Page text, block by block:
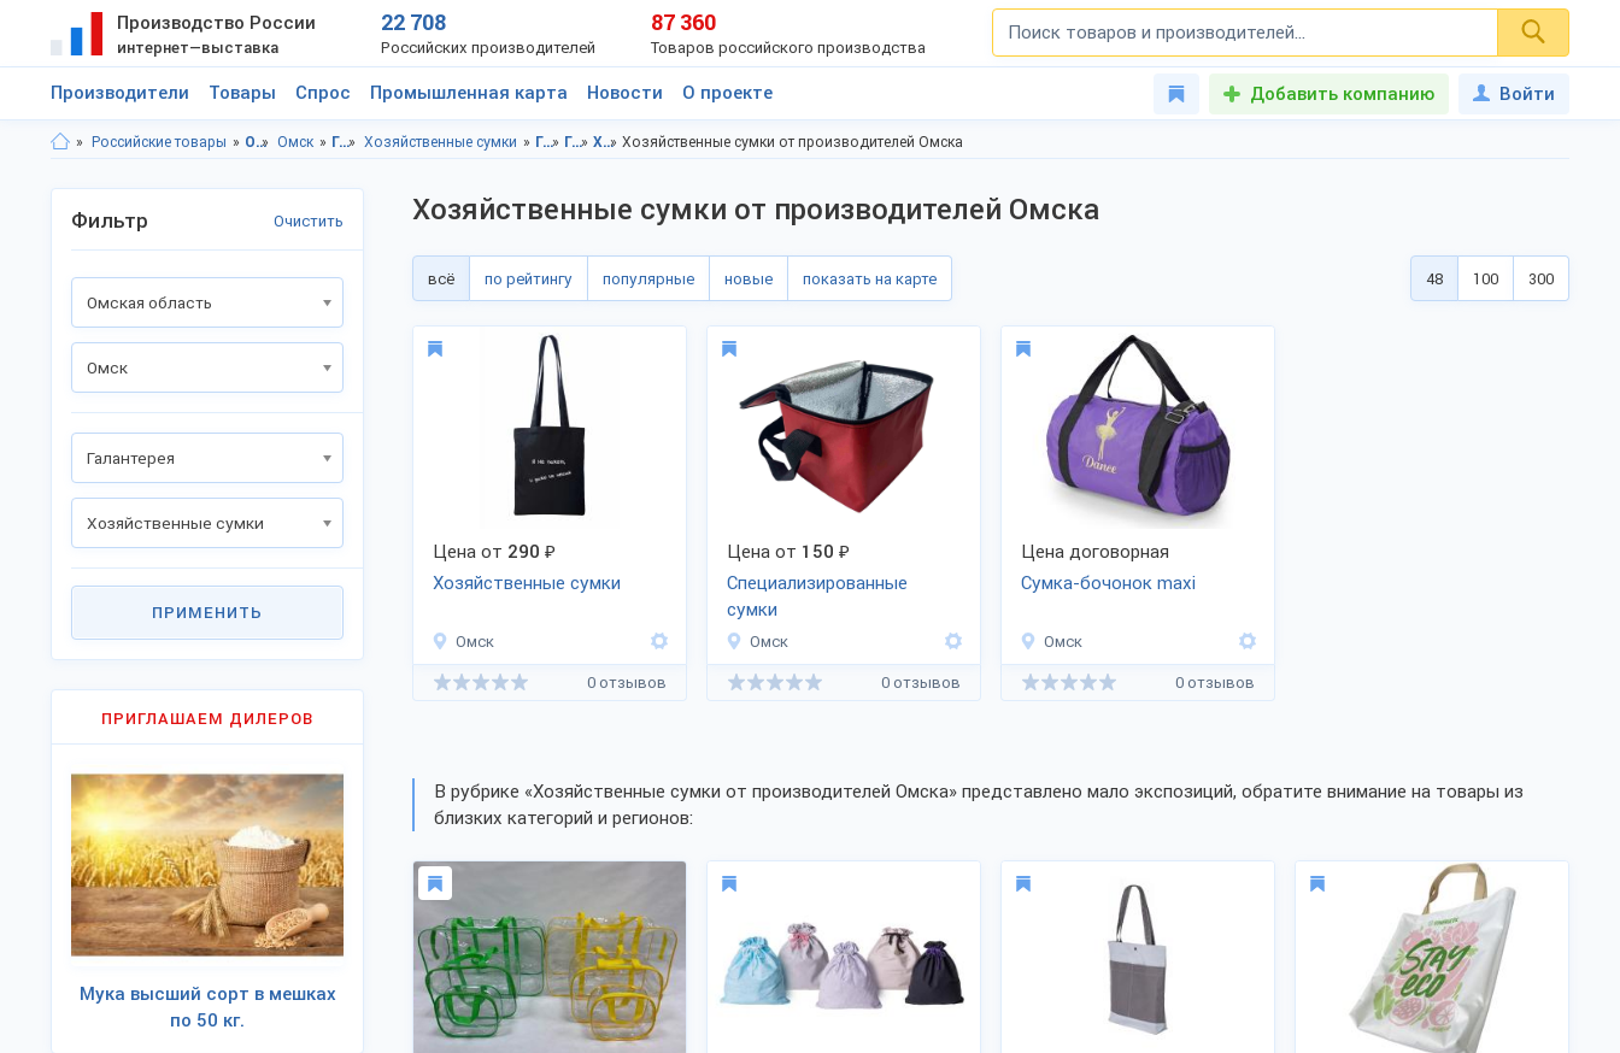
Производство России
интернет—выставка
22 708
Российских производителей
87 360
Товаров российского производства
Производители Товары Спрос Промышленная карта Новости О проекте Добавить компанию Войти
Российские товары Омская область Омск Галантерея Хозяйственные сумки Галантерея, Омская область Галантерея, Омск Хозяйственные сумки, Омская область Хозяйственные сумки от производителей Омска
Хозяйственные сумки от производителей Омска
всё по рейтингу популярные новые показать на карте 48 100 300
Цена от 290 ₽
Хозяйственные сумки
Омск
0 отзывов
Цена от 150 ₽
Специализированные
сумки
Омск
0 отзывов
Цена договорная
Сумка-бочонок maxi
Омск
0 отзывов
В рубрике «Хозяйственные сумки от производителей Омска» представлено мало экспозиций, обратите внимание на товары из
близких категорий и регионов:
Фильтр Очистить
Омская область
Омск
Галантерея
Хозяйственные сумки
ПРИМЕНИТЬ
ПРИГЛАШАЕМ ДИЛЕРОВ
Мука высший сорт в мешках
по 50 кг.